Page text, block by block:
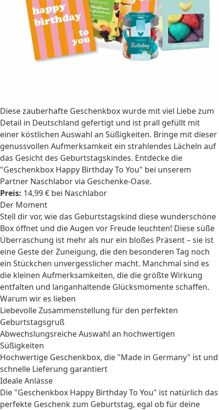
Diese zauberhafte Geschenkbox wurde mit viel Liebe zum
Detail in Deutschland gefertigt und ist prall gefüllt mit
einer köstlichen Auswahl an Süßigkeiten. Bringe mit dieser
genussvollen Aufmerksamkeit ein strahlendes Lächeln auf
das Gesicht des Geburtstagskindes. Entdecke die
"Geschenkbox Happy Birthday To You" bei unserem
Partner Naschlabor via Geschenke-Oase.
Preis: 14,99 € bei Naschlabor
Der Moment
Stell dir vor, wie das Geburtstagskind diese wunderschöne
Box öffnet und die Augen vor Freude leuchten! Diese süße
Überraschung ist mehr als nur ein bloßes Präsent – sie ist
eine Geste der Zuneigung, die den besonderen Tag noch
ein Stückchen unvergesslicher macht. Manchmal sind es
die kleinen Aufmerksamkeiten, die die größte Wirkung
entfalten und langanhaltende Glücksmomente schaffen.
Warum wir es lieben
Liebevolle Zusammenstellung für den perfekten
Geburtstagsgruß
Abwechslungsreiche Auswahl an hochwertigen
Süßigkeiten
Hochwertige Geschenkbox, die "Made in Germany" ist und
schnelle Lieferung garantiert
Ideale Anlässe
Die "Geschenkbox Happy Birthday To You" ist natürlich das
perfekte Geschenk zum Geburtstag, egal ob für deine